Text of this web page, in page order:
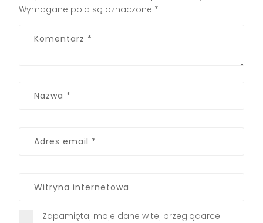
Wymagane pola są oznaczone *
Zapamiętaj moje dane w tej przeglądarce